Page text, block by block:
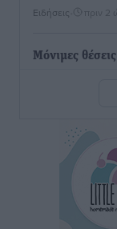
Ειδήσεις πριν 2
Μόνιμες
για τους
Δεύτερη πηγή
ψαράδες ο
πριν 3